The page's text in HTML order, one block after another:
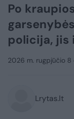
Po
policija, jis
2026 m. rugpjūčio 8
Lrytas.lt